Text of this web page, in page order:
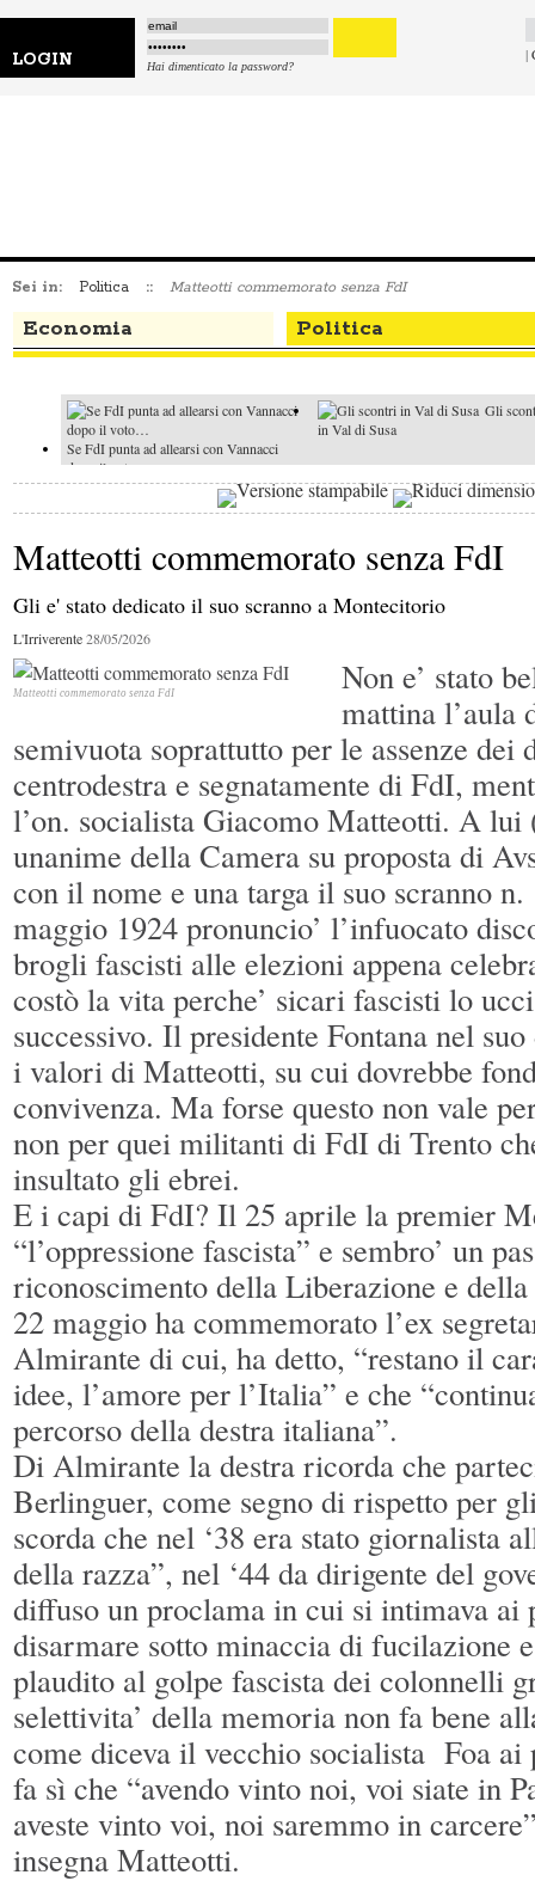
LOGIN Hai dimenticato la password?
|
Sei in: Politica :: Matteotti commemorato senza FdI
Economia Politica
Se FdI punta ad allearsi con Vannacci
dopo il voto…
Gli
in Val di Susa
polemiche
Ranucci, Lavitola e lo scorpione Ultrasettantenni in carcere? Perché?
Italiani, santi, poeti e boccaloni
Pa,
valuta i politici?
Se il
Quirinale svolta a destra
La “mostruosa burocrazia” di
solo politica
Matteotti commemorato senza FdI
Gli e' stato dedicato il suo scranno a Montecitorio
L'Irriverente28/05/2026
Matteotti commemorato senza FdI
Non e’ stato
mattina l’aula
semivuota soprattutto per le assenze dei
centrodestra e segnatamente di FdI,
l’on. socialista Giacomo Matteotti. A lui
unanime della Camera su proposta di
con il nome e una targa il suo scranno
maggio 1924 pronuncio’ l’infuocato
brogli fascisti alle elezioni appena
costò la vita perche’ sicari fascisti lo
successivo. Il presidente Fontana nel
i valori di Matteotti, su cui dovrebbe
convivenza. Ma forse questo non vale
non per quei militanti di FdI di Trento
insultato gli ebrei.
E i capi di FdI? Il 25 aprile la premier
“l’oppressione fascista” e sembro’ un
riconoscimento della Liberazione e
22 maggio ha commemorato l’ex
Almirante di cui, ha detto, “restano il
idee, l’amore per l’Italia” e che
percorso della destra italiana”.
Di Almirante la destra ricorda che
Berlinguer, come segno di rispetto per
scorda che nel ‘38 era stato giornalista
della razza”, nel ‘44 da dirigente del
diffuso un proclama in cui si intimava ai
disarmare sotto minaccia di fucilazione
plaudito al golpe fascista dei colonnelli
selettivita’ della memoria non fa bene
come diceva il vecchio socialista Foa
fa sì che “avendo vinto noi, voi siate in
aveste vinto voi, noi saremmo in
insegna Matteotti.